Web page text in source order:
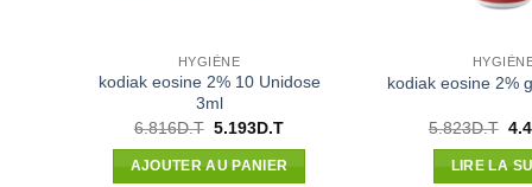
HYGIÈNE
kodiak eosine 2% 10 Unidose
3ml
6.816D.T Le
initial
était :
5.193D.TLe
actuel
est :
AJOUTER AU PANIER
kodiak eosine 2%
5.823D.T Le
LIRE LA